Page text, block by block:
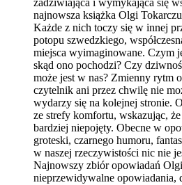
zadziwiająca i wymykająca się
najnowsza książka Olgi
Każde z nich toczy się w innej
potopu szwedzkiego,
miejsca wyimaginowane. Czym
skąd ono pochodzi? Czy
może jest w nas? Zmienny rytm
czytelnik ani przez chwilę nie
wydarzy się na kolejnej stronie.
ze strefy komfortu, wskazując,
bardziej niepojęty. Obecne w
groteski, czarnego humoru,
w naszej rzeczywistości nic nie
Najnowszy zbiór opowiadań
nieprzewidywalne opowiadania,